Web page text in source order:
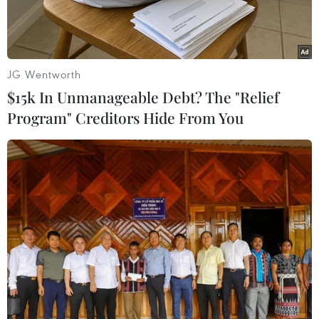
Cuộc họp của Ban Chỉ đạo phòng, chống dịch COVID-19 thành
phố Hà Nội chiều 20/4. (Ảnh: PV/Vietnam+)
Với chiến lược phòng, chống dịch đúng đắn,
thành phố đã kiểm soát tốt tình hình dịch, trong
đó, hầu hết các xã, phường, thị trấn đã đưa cấp
JG Wentworth
$15k In Unmanageable Debt? The "Relief
Program" Creditors Hide From You